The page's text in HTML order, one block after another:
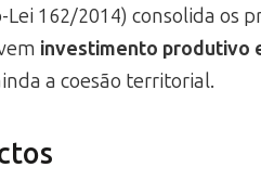
162/2014) consolida os
investimento produtivo
a coesão territorial.